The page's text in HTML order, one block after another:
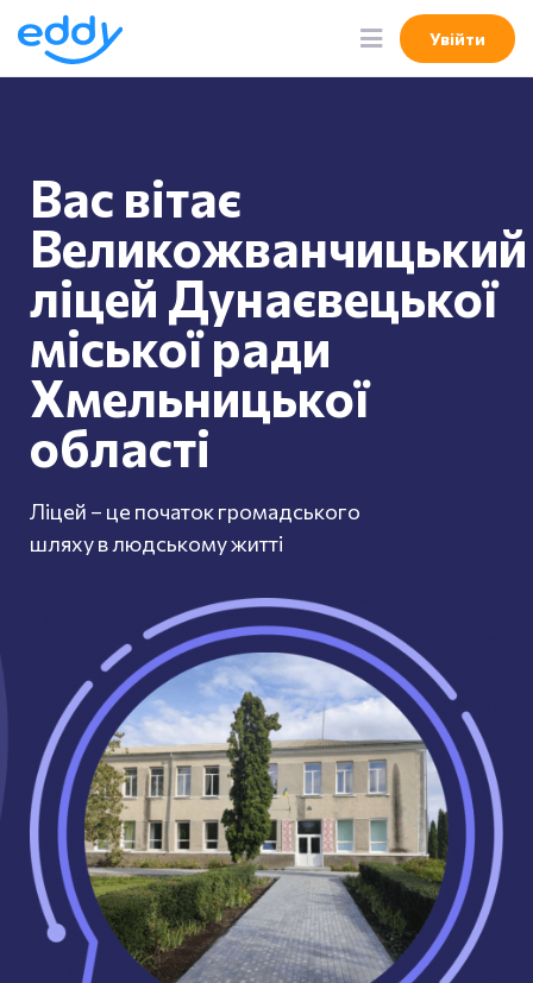
Увійти
Увійти
Вас вітає
Великожванчицький
ліцей Дунаєвецької
міської ради
Хмельницької
області
Ліцей – це початок громадського
шляху в людському житті